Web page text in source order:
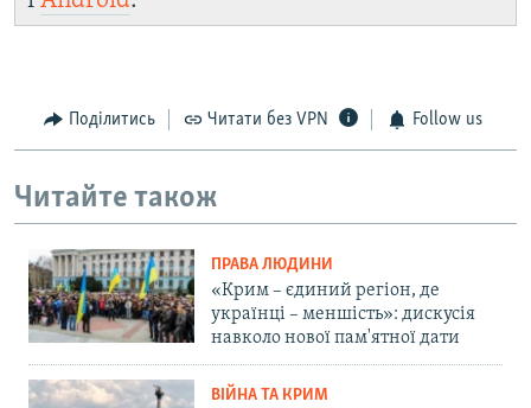
Поділитись Читати без VPN Follow us
Читайте також
ПРАВА ЛЮДИНИ
«Крим – єдиний регіон, де
українці – меншість»: дискусія
навколо нової пам'ятної дати
ВІЙНА ТА КРИМ